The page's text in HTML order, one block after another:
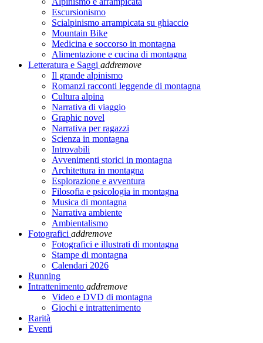
Escursionismo
Scialpinismo arrampicata su ghiaccio
Mountain Bike
Medicina e soccorso in montagna
Alimentazione e cucina di montagna
Letteratura e Saggi addremove
Il grande alpinismo
Romanzi racconti leggende di montagna
Cultura alpina
Narrativa di viaggio
Graphic novel
Narrativa per ragazzi
Scienza in montagna
Introvabili
Avvenimenti storici in montagna
Architettura in montagna
Esplorazione e avventura
Filosofia e psicologia in montagna
Musica di montagna
Narrativa ambiente
Ambientalismo
Fotografici addremove
Fotografici e illustrati di montagna
Stampe di montagna
Calendari 2026
Running
Intrattenimento addremove
Video e DVD di montagna
Giochi e intrattenimento
Rarità
Eventi